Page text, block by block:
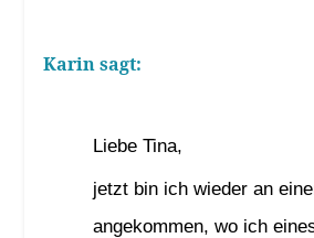
Karin sagt:
Liebe Tina,
jetzt bin ich wieder an
angekommen, wo ich